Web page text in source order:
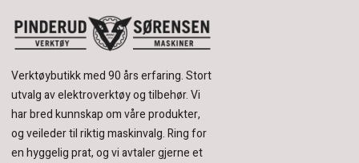
Verktøybutikk med 90 års erfaring.Stort
utvalg av elektroverktøy og tilbehør.Vi
har bred kunnskap om våre produkter,
og veileder til riktig maskinvalg. Ring for
en hyggelig prat, og vi avtaler gjerne et